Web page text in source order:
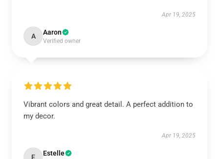
Apr 19, 2025
A Aaron
Verified owner
Vibrant colors and great detail. A perfect addition to
my decor.
Apr 19, 2025
E Estelle